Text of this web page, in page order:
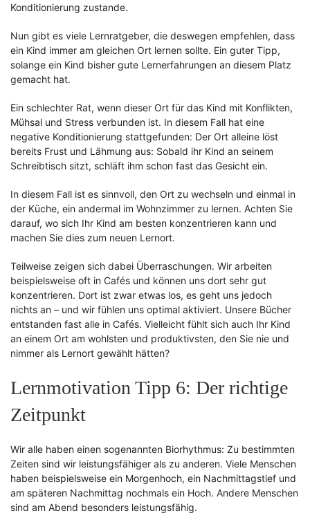
Konditionierung zustande.
Nun gibt es viele Lernratgeber, die deswegen empfehlen, dass
ein Kind immer am gleichen Ort lernen sollte. Ein guter Tipp,
solange ein Kind bisher gute Lernerfahrungen an diesem Platz
gemacht hat.
Ein schlechter Rat, wenn dieser Ort für das Kind mit Konflikten,
Mühsal und Stress verbunden ist. In diesem Fall hat eine
negative Konditionierung stattgefunden: Der Ort alleine löst
bereits Frust und Lähmung aus: Sobald ihr Kind an seinem
Schreibtisch sitzt, schläft ihm schon fast das Gesicht ein.
In diesem Fall ist es sinnvoll, den Ort zu wechseln und einmal in
der Küche, ein andermal im Wohnzimmer zu lernen. Achten Sie
darauf, wo sich Ihr Kind am besten konzentrieren kann und
machen Sie dies zum neuen Lernort.
Teilweise zeigen sich dabei Überraschungen. Wir arbeiten
beispielsweise oft in Cafés und können uns dort sehr gut
konzentrieren. Dort ist zwar etwas los, es geht uns jedoch
nichts an – und wir fühlen uns optimal aktiviert. Unsere Bücher
entstanden fast alle in Cafés. Vielleicht fühlt sich auch Ihr Kind
an einem Ort am wohlsten und produktivsten, den Sie nie und
nimmer als Lernort gewählt hätten?
Lernmotivation Tipp 6: Der richtige
Zeitpunkt
Wir alle haben einen sogenannten Biorhythmus: Zu bestimmten
Zeiten sind wir leistungsfähiger als zu anderen. Viele Menschen
haben beispielsweise ein Morgenhoch, ein Nachmittagstief und
am späteren Nachmittag nochmals ein Hoch. Andere Menschen
sind am Abend besonders leistungsfähig.